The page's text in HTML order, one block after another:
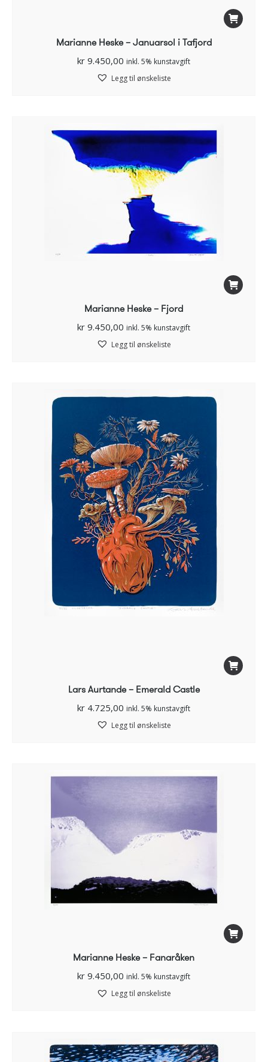
Marianne Heske – Januarsol i Tafjord
kr 9.450,00 inkl. 5% kunstavgift
Legg til ønskeliste
Marianne Heske – Fjord
kr 9.450,00 inkl. 5% kunstavgift
Legg til ønskeliste
Lars Aurtande – Emerald Castle
kr 4.725,00 inkl. 5% kunstavgift
Legg til ønskeliste
Marianne Heske – Fanaråken
kr 9.450,00 inkl. 5% kunstavgift
Legg til ønskeliste